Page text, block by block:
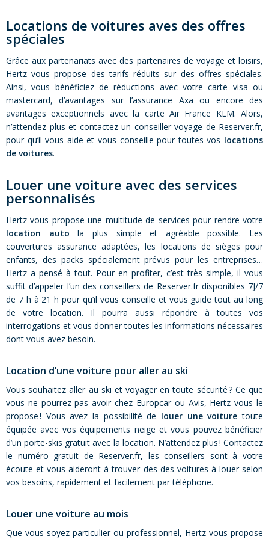
Locations de voitures aves des offres
spéciales
Grâce aux partenariats avec des partenaires de voyage et loisirs,
Hertz vous propose des tarifs réduits sur des offres spéciales.
Ainsi, vous bénéficiez de réductions avec votre carte visa ou
mastercard, d’avantages sur l’assurance Axa ou encore des
avantages exceptionnels avec la carte Air France KLM. Alors,
n’attendez plus et contactez un conseiller voyage de Reserver.fr,
pour qu’il vous aide et vous conseille pour toutes vos locations
de voitures.
Louer une voiture avec des services
personnalisés
Hertz vous propose une multitude de services pour rendre votre
location auto la plus simple et agréable possible. Les
couvertures assurance adaptées, les locations de sièges pour
enfants, des packs spécialement prévus pour les entreprises…
Hertz a pensé à tout. Pour en profiter, c’est très simple, il vous
suffit d’appeler l’un des conseillers de Reserver.fr disponibles 7J/7
de 7 h à 21 h pour qu’il vous conseille et vous guide tout au long
de votre location. Il pourra aussi répondre à toutes vos
interrogations et vous donner toutes les informations nécessaires
dont vous avez besoin.
Location d’une voiture pour aller au ski
Vous souhaitez aller au ski et voyager en toute sécurité ? Ce que
vous ne pourrez pas avoir chez Europcarou Avis, Hertz vous le
propose ! Vous avez la possibilité de louer une voiture toute
équipée avec vos équipements neige et vous pouvez bénéficier
d’un porte-skis gratuit avec la location. N’attendez plus ! Contactez
le numéro gratuit de Reserver.fr, les conseillers sont à votre
écoute et vous aideront à trouver des des voitures à louer selon
vos besoins, rapidement et facilement par téléphone.
Louer une voiture au mois
Que vous soyez particulier ou professionnel, Hertz vous propose